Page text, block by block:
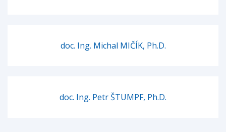
doc. Ing. Michal MIČÍK, Ph.D.
doc. Ing. Petr ŠTUMPF, Ph.D.